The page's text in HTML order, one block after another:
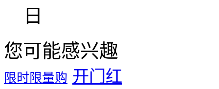
日
您可能感兴趣
限时限量购 开门红